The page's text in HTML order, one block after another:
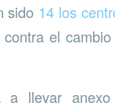
sido 14 los
el
a llevar